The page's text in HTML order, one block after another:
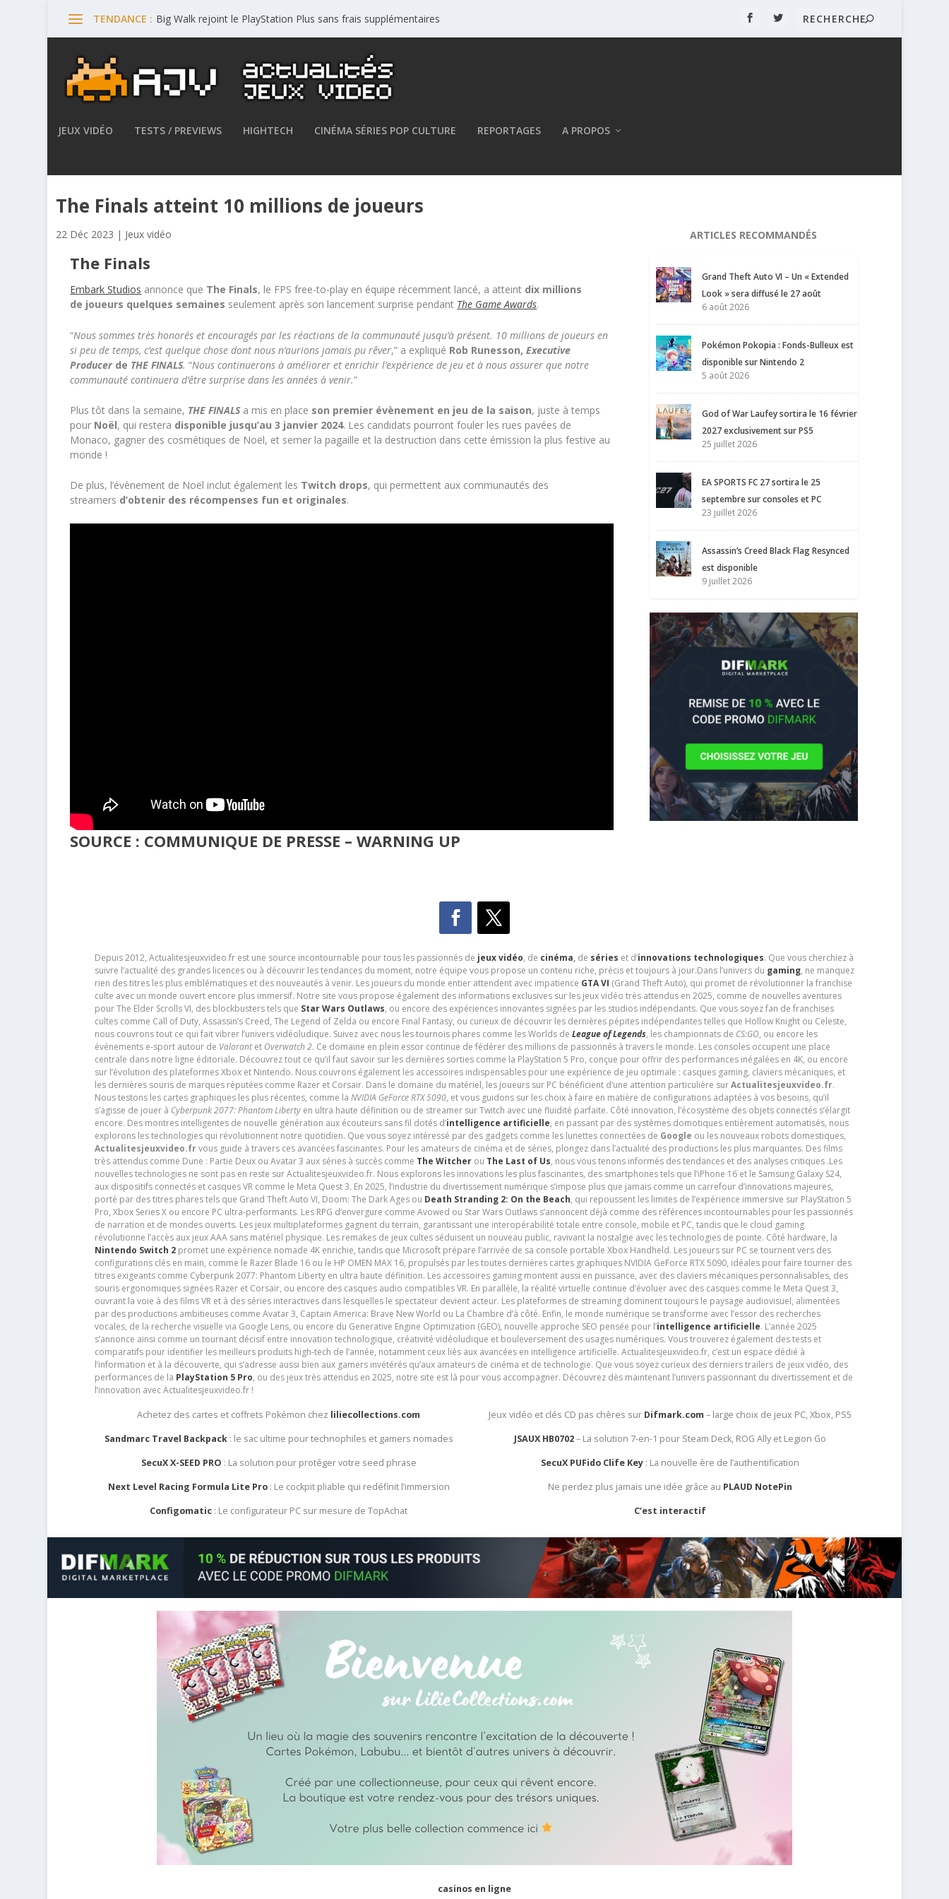
TENDANCE : Big Walk rejoint le PlayStation Plus sans frais supplémentaires
JEUX VIDÉO TESTS / PREVIEWS HIGHTECH CINÉMA SÉRIES POP CULTURE REPORTAGES A PROPOS
The Finals atteint 10 millions de joueurs
22 Déc 2023 | Jeux vidéo
The Finals
Embark Studios annonce que The Finals, le FPS free-to-play en équipe récemment lancé, a atteint dix millions
de joueurs quelques semaines seulement après son lancement surprise pendant The Game Awards.
“Nous sommes très honorés et encouragés par les réactions de la communauté jusqu’à présent. 10 millions de joueurs en
si peu de temps, c’est quelque chose dont nous n’aurions jamais pu rêver,” a expliqué Rob Runesson,Executive
Producerde THE FINALS.“Nous continuerons à améliorer et enrichir l’expérience de jeu et à nous assurer que notre
communauté continuera d’être surprise dans les années à venir.”
Plus tôt dans la semaine, THE FINALS a mis en place son premier évènement en jeu de la saison, juste à temps
pour Noël, qui restera disponible jusqu’au 3 janvier 2024. Les candidats pourront fouler les rues pavées de
Monaco, gagner des cosmétiques de Noël, et semer la pagaille et la destruction dans cette émission la plus festive au
monde !
De plus, l’évènement de Noël inclut également les Twitch drops, qui permettent aux communautés des
streamers d’obtenir des récompenses fun et originales.
SOURCE : COMMUNIQUE DE PRESSE – WARNING UP
ARTICLES RECOMMANDÉS
Grand Theft Auto VI – Un « Extended
Look » sera diffusé le 27 août
6 août 2026
Pokémon Pokopia : Fonds-Bulleux est
disponible sur Nintendo 2
5 août 2026
God of War Laufey sortira le 16 février
2027 exclusivement sur PS5
25 juillet 2026
EA SPORTS FC 27 sortira le 25
septembre sur consoles et PC
23 juillet 2026
Assassin’s Creed Black Flag Resynced
est disponible
9 juillet 2026
Depuis 2012, Actualitesjeuxvideo.fr est une source incontournable pour tous les passionnés de jeux vidéo, de cinéma,de séries et d’innovations technologiques. Que vous cherchiez à
suivre l’actualité des grandes licences ou à découvrir les tendances du moment, notre équipe vous propose un contenu riche, précis et toujours à jour.Dans l’univers du gaming, ne manquez
rien des titres les plus emblématiques et des nouveautés à venir. Les joueurs du monde entier attendent avec impatience GTA VI (Grand Theft Auto), qui promet de révolutionner la franchise
culte avec un monde ouvert encore plus immersif. Notre site vous propose également des informations exclusives sur les jeux vidéo très attendus en 2025, comme de nouvelles aventures
pour The Elder Scrolls VI, des blockbusters tels que Star Wars Outlaws, ou encore des expériences innovantes signées par les studios indépendants. Que vous soyez fan de franchises
cultes comme Call of Duty, Assassin’s Creed, The Legend of Zelda ou encore Final Fantasy, ou curieux de découvrir les dernières pépites indépendantes telles que Hollow Knight ou Celeste,
nous couvrons tout ce qui fait vibrer l’univers vidéoludique. Suivez avec nous les tournois phares comme les Worlds de League of Legends, les championnats de CS:GO, ou encore les
événements e-sport autour de Valorantet Overwatch 2. Ce domaine en plein essor continue de fédérer des millions de passionnés à travers le monde. Les consoles occupent une place
centrale dans notre ligne éditoriale. Découvrez tout ce qu’il faut savoir sur les dernières sorties comme la PlayStation 5 Pro, conçue pour offrir des performances inégalées en 4K, ou encore
sur l’évolution des plateformes Xbox et Nintendo. Nous couvrons également les accessoires indispensables pour une expérience de jeu optimale : casques gaming, claviers mécaniques, et
les dernières souris de marques réputées comme Razer et Corsair. Dans le domaine du matériel, les joueurs sur PC bénéficient d’une attention particulière surActualitesjeuxvideo.fr.
Nous testons les cartes graphiques les plus récentes, comme la NVIDIA GeForce RTX 5090, et vous guidons sur les choix à faire en matière de configurations adaptées à vos besoins, qu’il
s’agisse de jouer à Cyberpunk 2077: Phantom Libertyen ultra haute définition ou de streamer sur Twitch avec une fluidité parfaite. Côté innovation, l’écosystème des objets connectés s’élargit
encore. Des montres intelligentes de nouvelle génération aux écouteurs sans fil dotés d’intelligence artificielle, en passant par des systèmes domotiques entièrement automatisés, nous
explorons les technologies qui révolutionnent notre quotidien. Que vous soyez intéressé par des gadgets comme les lunettes connectées de Google ou les nouveaux robots domestiques,
Actualitesjeuxvideo.frvous guide à travers ces avancées fascinantes. Pour les amateurs de cinéma et de séries, plongez dans l’actualité des productions les plus marquantes. Des films
très attendus comme Dune : Partie Deux ou Avatar 3 aux séries à succès comme The Witcherou The Last of Us, nous vous tenons informés des tendances et des analyses critiques .Les
nouvelles technologies ne sont pas en reste sur Actualitesjeuxvideo.fr. Nous explorons les innovations les plus fascinantes, des smartphones tels que l’iPhone 16 et le Samsung Galaxy S24,
aux dispositifs connectés et casques VR comme le Meta Quest 3. En 2025, l’industrie du divertissement numérique s’impose plus que jamais comme un carrefour d’innovations majeures,
porté par des titres phares tels que Grand Theft Auto VI, Doom: The Dark Ages ou Death Stranding 2: On the Beach, qui repoussent les limites de l’expérience immersive sur PlayStation 5
Pro, Xbox Series X ou encore PC ultra-performants. Les RPG d’envergure comme Avowed ou Star Wars Outlaws s’annoncent déjà comme des références incontournables pour les passionnés
de narration et de mondes ouverts. Les jeux multiplateformes gagnent du terrain, garantissant une interopérabilité totale entre console, mobile et PC, tandis que le cloud gaming
révolutionne l’accès aux jeux AAA sans matériel physique. Les remakes de jeux cultes séduisent un nouveau public, ravivant la nostalgie avec les technologies de pointe. Côté hardware, la
Nintendo Switch 2promet une expérience nomade 4K enrichie, tandis que Microsoft prépare l’arrivée de sa console portable Xbox Handheld. Les joueurs sur PC se tournent vers des
configurations clés en main, comme le Razer Blade 16 ou le HP OMEN MAX 16, propulsés par les toutes dernières cartes graphiques NVIDIA GeForce RTX 5090, idéales pour faire tourner des
titres exigeants comme Cyberpunk 2077: Phantom Liberty en ultra haute définition. Les accessoires gaming montent aussi en puissance, avec des claviers mécaniques personnalisables, des
souris ergonomiques signées Razer et Corsair, ou encore des casques audio compatibles VR. En parallèle, la réalité virtuelle continue d’évoluer avec des casques comme le Meta Quest 3,
ouvrant la voie à des films VR et à des séries interactives dans lesquelles le spectateur devient acteur. Les plateformes de streaming dominent toujours le paysage audiovisuel, alimentées
par des productions ambitieuses comme Avatar 3, Captain America: Brave New World ou La Chambre d’à côté. Enfin, le monde numérique se transforme avec l’essor des recherches
vocales, de la recherche visuelle via Google Lens, ou encore du Generative Engine Optimization (GEO), nouvelle approche SEO pensée pour l’intelligence artificielle. L’année 2025
s’annonce ainsi comme un tournant décisif entre innovation technologique, créativité vidéoludique et bouleversement des usages numériques. Vous trouverez également des tests et
comparatifs pour identifier les meilleurs produits high-tech de l’année, notamment ceux liés aux avancées en intelligence artificielle. Actualitesjeuxvideo.fr, c’est un espace dédié à
l’information et à la découverte, qui s’adresse aussi bien aux gamers invétérés qu’aux amateurs de cinéma et de technologie. Que vous soyez curieux des derniers trailers de jeux vidéo, des
performances de la PlayStation 5 Pro, ou des jeux très attendus en 2025, notre site est là pour vous accompagner. Découvrez dès maintenant l’univers passionnant du divertissement et de
l’innovation avec Actualitesjeuxvideo.fr !
Achetez des cartes et coffrets Pokémon chez liliecollections.com
Sandmarc Travel Backpack: le sac ultime pour technophiles et gamers nomades
SecuX X-SEED PRO : La solution pour protéger votre seed phrase
Next Level Racing Formula Lite Pro: Le cockpit pliable qui redéfinit l’immersion
Configomatic : Le configurateur PC sur mesure de TopAchat
Jeux vidéo et clés CD pas chères sur Difmark.com – large choix de jeux PC, Xbox, PS5
JSAUX HB0702– La solution 7-en-1 pour Steam Deck, ROG Ally et Legion Go
SecuX PUFido Clife Key : La nouvelle ère de l’authentification
Ne perdez plus jamais une idée grâce au PLAUD NotePin
C’est interactif
casinos en ligne